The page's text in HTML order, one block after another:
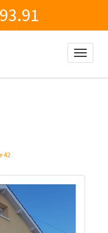
Toggle
42